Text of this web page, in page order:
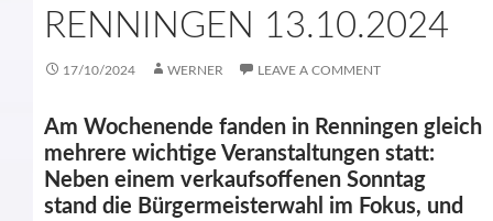
RENNINGEN 13.10.2024
17/10/2024 WERNER LEAVE A COMMENT
Am Wochenende fanden in Renningen gleich
mehrere wichtige Veranstaltungen statt:
Neben einem verkaufsoffenen Sonntag
stand die Bürgermeisterwahl im Fokus, und